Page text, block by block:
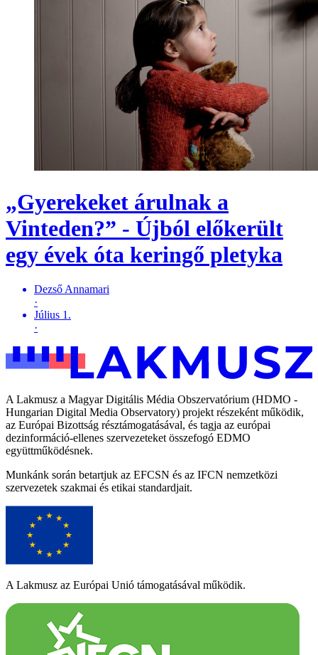
„Gyerekeket árulnak a
Vinteden?” - Újból előkerült
egy évek óta keringő pletyka
Dezső Annamari
·
Július 1.
·
A Lakmusz a Magyar Digitális Média Obszervatórium (HDMO -
Hungarian Digital Media Observatory) projekt részeként működik,
az Európai Bizottság résztámogatásával, és tagja az európai
dezinformáció-ellenes szervezeteket összefogó EDMO
együttműködésnek.
Munkánk során betartjuk az EFCSN és az IFCN nemzetközi
szervezetek szakmai és etikai standardjait.
A Lakmusz az Európai Unió támogatásával működik.